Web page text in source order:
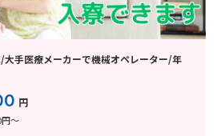
/大手医療メーカーで機械オペレーター/年
円
円～